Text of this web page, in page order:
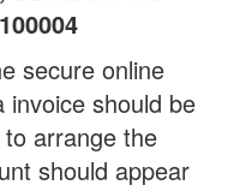
secure online
should be
arrange the
should appear